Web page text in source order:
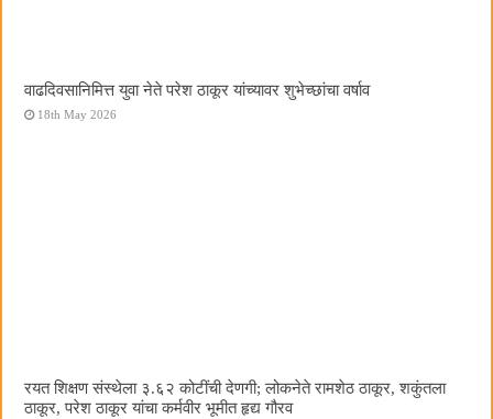
वाढदिवसानिमित्त युवा नेते परेश ठाकूर यांच्यावर शुभेच्छांचा वर्षाव
18th May 2026
रयत शिक्षण संस्थेला ३.६२ कोटींची देणगी; लोकनेते रामशेठ ठाकूर, शकुंतला
ठाकूर, परेश ठाकूर यांचा कर्मवीर भूमीत हृद्य गौरव